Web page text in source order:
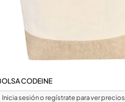
CODEINE
Inicia sesión o regístrate para ver precios